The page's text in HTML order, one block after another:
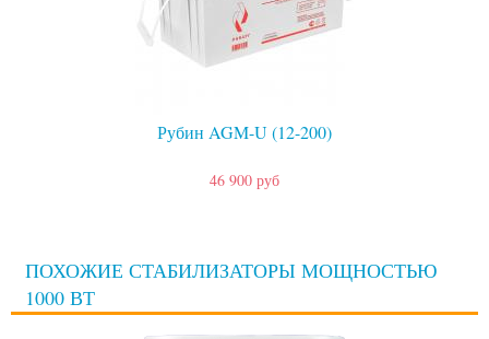
Рубин AGM-U (12-200)
46 900 руб
ПОХОЖИЕ СТАБИЛИЗАТОРЫ МОЩНОСТЬЮ
1000 ВТ